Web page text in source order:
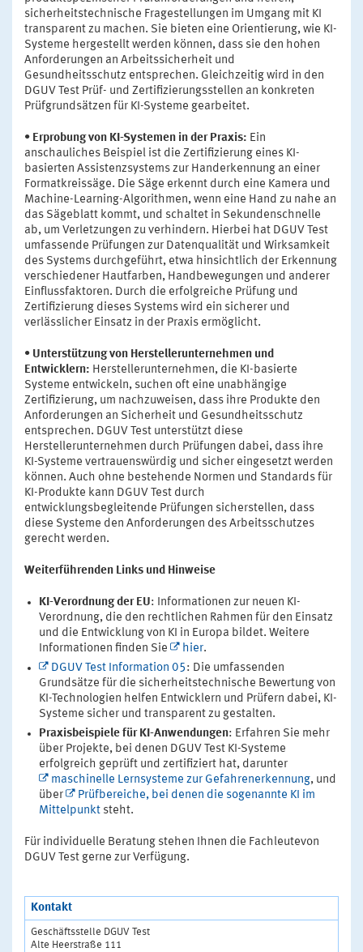
sicherheitstechnische Fragestellungen im Umgang mit KI
transparent zu machen. Sie bieten eine Orientierung, wie KI-
Systeme hergestellt werden können, dass sie den hohen
Anforderungen an Arbeitssicherheit und
Gesundheitsschutz entsprechen. Gleichzeitig wird in den
DGUV Test Prüf- und Zertifizierungsstellen an konkreten
Prüfgrundsätzen für KI-Systeme gearbeitet.
• Erprobung von KI-Systemen in der Praxis: Ein
anschauliches Beispiel ist die Zertifizierung eines KI-
basierten Assistenzsystems zur Handerkennung an einer
Formatkreissäge. Die Säge erkennt durch eine Kamera und
Machine-Learning-Algorithmen, wenn eine Hand zu nahe an
das Sägeblatt kommt, und schaltet in Sekundenschnelle
ab, um Verletzungen zu verhindern. Hierbei hat DGUV Test
umfassende Prüfungen zur Datenqualität und Wirksamkeit
des Systems durchgeführt, etwa hinsichtlich der Erkennung
verschiedener Hautfarben, Handbewegungen und anderer
Einflussfaktoren. Durch die erfolgreiche Prüfung und
Zertifizierung dieses Systems wird ein sicherer und
verlässlicher Einsatz in der Praxis ermöglicht.
• Unterstützung von Herstellerunternehmen und
Entwicklern: Herstellerunternehmen, die KI-basierte
Systeme entwickeln, suchen oft eine unabhängige
Zertifizierung, um nachzuweisen, dass ihre Produkte den
Anforderungen an Sicherheit und Gesundheitsschutz
entsprechen. DGUV Test unterstützt diese
Herstellerunternehmen durch Prüfungen dabei, dass ihre
KI-Systeme vertrauenswürdig und sicher eingesetzt werden
können. Auch ohne bestehende Normen und Standards für
KI-Produkte kann DGUV Test durch
entwicklungsbegleitende Prüfungen sicherstellen, dass
diese Systeme den Anforderungen des Arbeitsschutzes
gerecht werden.
Weiterführenden Links und Hinweise
KI-Verordnung der EU: Informationen zur neuen KI-
Verordnung, die den rechtlichen Rahmen für den Einsatz
und die Entwicklung von KI in Europa bildet. Weitere
Informationen finden Sie
hier.
DGUV Test Information 05: Die umfassenden
Grundsätze für die sicherheitstechnische Bewertung von
KI-Technologien helfen Entwicklern und Prüfern dabei, KI-
Systeme sicher und transparent zu gestalten.
Praxisbeispiele für KI-Anwendungen: Erfahren Sie mehr
über Projekte, bei denen DGUV Test KI-Systeme
erfolgreich geprüft und zertifiziert hat, darunter
maschinelle Lernsysteme zur Gefahrenerkennung, und
über
Prüfbereiche, bei denen die sogenannte KI im
Mittelpunktsteht.
Für individuelle Beratung stehen Ihnen die Fachleutevon
DGUV Test gerne zur Verfügung.
Kontakt
Geschäftsstelle DGUV Test
Alte Heerstraße 111